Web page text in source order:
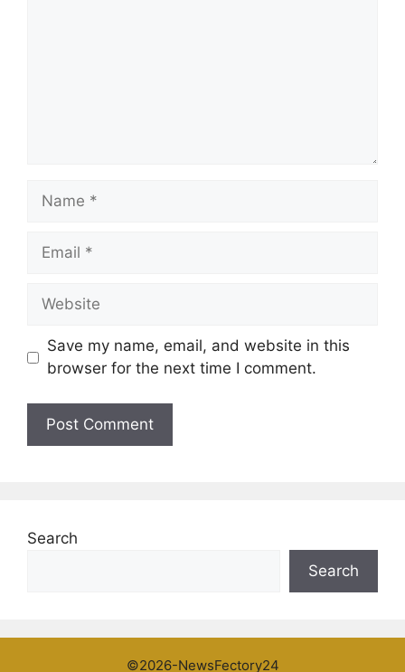
Name
Email
Website
Save my name, email, and website in this
browser for the next time I comment.
Search
Search
©2026-NewsFectory24